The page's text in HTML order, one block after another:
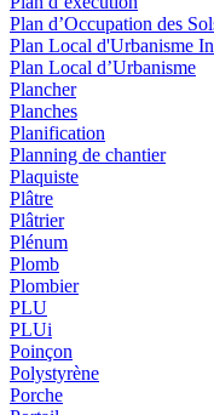
Plan d’Occupation des
Plan Local d'Urbanisme
Plan Local d’Urbanisme
Plancher
Planches
Planification
Planning de chantier
Plaquiste
Plâtre
Plâtrier
Plénum
Plomb
Plombier
PLU
PLUi
Poinçon
Polystyrène
Porche